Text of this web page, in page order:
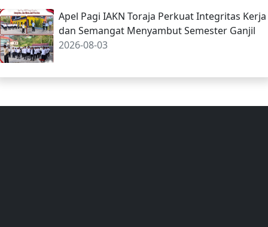
Apel Pagi IAKN Toraja Perkuat Integritas Kerja
dan Semangat Menyambut Semester Ganjil
2026-08-03